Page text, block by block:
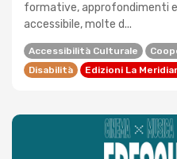
formative, approfondimenti
accessibile, molte d...
Accessibilità Culturale
Disabilità
Edizioni La